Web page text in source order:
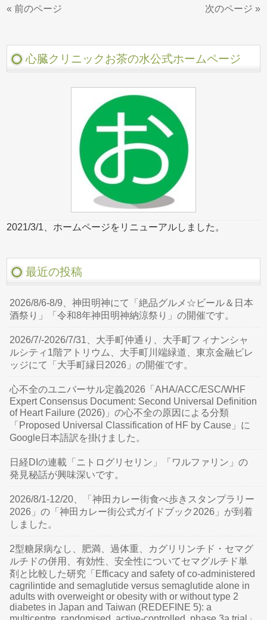
« 前のページ 次のページ »
心臓クリニックお茶の水公式ホームページ
2021/3/1、ホームページをリニューアルしました。
最近の投稿
2026/8/6-8/9、神田明神にて「絶品グルメ☆ビール＆日本
酒祭り」「令和8年神田明神納涼祭り」の開催です。
2026/7/-2026/7/31、大手町仲通り、大手町フィナンシャ
ルシティ1階アトリウム、大手町川端緑道、東京金融ビレ
ッジにて「大手町縁日2026」の開催です。
心不全のユニバーサル定義2026「AHA/ACC/ESC/WHF
Expert Consensus Document: Second Universal Definition
of Heart Failure (2026)」の心不全の原因による分類
「Proposed Universal Classification of HF by Cause」に
Google日本語訳を掛けました。
日経DIの連載「ニトログリセリン」「ワルファリン」の
発見秘話が興味深いです。
2026/8/1-12/20、「神田カレー街食べ歩きスタンプラリー
2026」の「神田カレー街公式ガイドブック2026」が到着
しました。
2型糖尿病なし、肥満、過体重、カグリリンチド・セマグ
ルチドの併用、有効性、安全性についてセマグルチド単
剤と比較した研究「Efficacy and safety of co-administered
cagrilintide and semaglutide versus semaglutide alone in
adults with overweight or obesity with or without type 2
diabetes in Japan and Taiwan (REDEFINE 5): a